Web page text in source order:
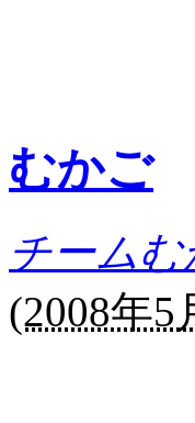
むかご
チーム
(2008年5